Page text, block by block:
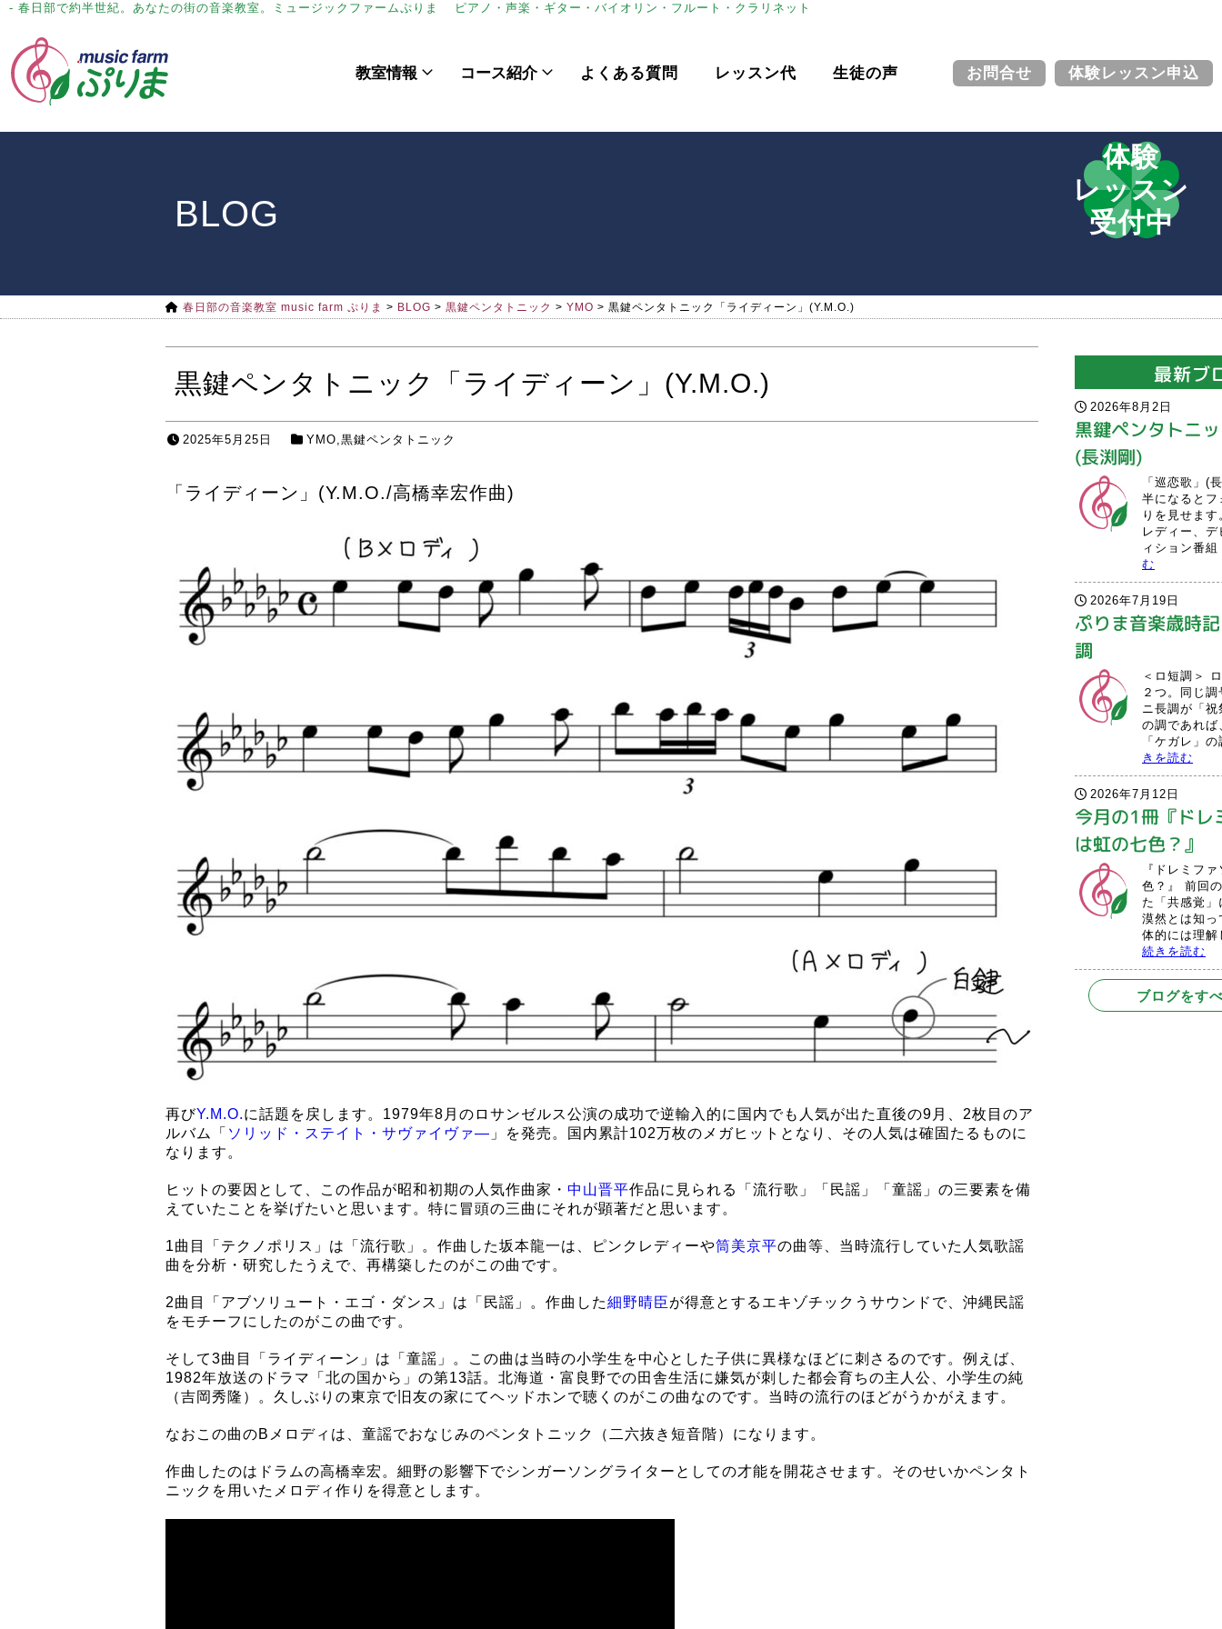
- 春日部で約半世紀。あなたの街の音楽教室。ミュージックファームぷりま ピアノ・声楽・ギター・バイオリン・フルート・クラリネット
教室情報 コース紹介 よくある質問 レッスン代 生徒の声 お問合せ 体験レッスン申込
BLOG
春日部の音楽教室 music farm ぷりま > BLOG > 黒鍵ペンタトニック > YMO > 黒鍵ペンタトニック「ライディーン」(Y.M.O.)
黒鍵ペンタトニック「ライディーン」(Y.M.O.)
2025年5月25日 YMO,黒鍵ペンタトニック
「ライディーン」(Y.M.O./高橋幸宏作曲)
再びY.M.O.に話題を戻します。1979年8月のロサンゼルス公演の成功で逆輸入的に国内でも人気が出た直後の9月、2枚目のア
ルバム「 ソリッド・ステイト・サヴァイヴァ― 」を発売。国内累計102万枚のメガヒットとなり、その人気は確固たるものに
なります。
ヒットの要因として、この作品が昭和初期の人気作曲家・ 中山晋平作品に見られる「流行歌」「民謡」「童謡」の三要素を備
えていたことを挙げたいと思います。特に冒頭の三曲にそれが顕著だと思います。
1曲目「テクノポリス」は「流行歌」。作曲した坂本龍一は、ピンクレディーや筒美京平の曲等、当時流行していた人気歌謡
曲を分析・研究したうえで、再構築したのがこの曲です。
2曲目「アブソリュート・エゴ・ダンス」は「民謡」。作曲した細野晴臣が得意とするエキゾチックうサウンドで、沖縄民謡
をモチーフにしたのがこの曲です。
そして3曲目「ライディーン」は「童謡」。この曲は当時の小学生を中心とした子供に異様なほどに刺さるのです。例えば、
1982年放送のドラマ「北の国から」の第13話。北海道・富良野での田舎生活に嫌気が刺した都会育ちの主人公、小学生の純
（吉岡秀隆）。久しぶりの東京で旧友の家にてヘッドホンで聴くのがこの曲なのです。当時の流行のほどがうかがえます。
なおこの曲のBメロディは、童謡でおなじみのペンタトニック（二六抜き短音階）になります。
作曲したのはドラムの高橋幸宏。細野の影響下でシンガーソングライターとしての才能を開花させます。そのせいかペンタト
ニックを用いたメロディ作りを得意とします。
最新ブ
2026年8月2日
黒鍵ペンタトニ
(長渕剛)
「巡恋歌」(
半になると
りを見せま
レディー、
ィション番
む
2026年7月19日
ぷりま音楽歳時
調
＜ロ短調＞
２つ。同じ
ニ長調が「
の調であれ
「ケガレ」
きを読む
2026年7月12日
今月の1冊『ドレ
は虹の七色？』
『ドレミフ
色？』 前回
た「共感覚
漠然とは知
体的には理
続きを読む
ブログをす
体験
レッスン
受付中